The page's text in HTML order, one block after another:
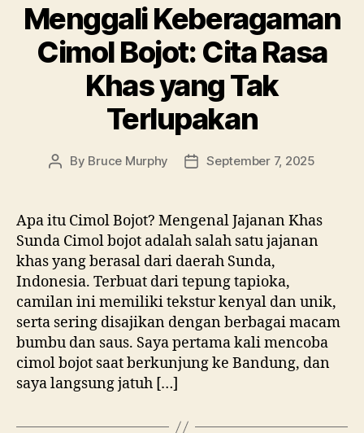
Menggali Keberagaman
Cimol Bojot: Cita Rasa
Khas yang Tak
Terlupakan
Post
By Bruce Murphy
PostSeptember 7, 2025
Apa itu Cimol Bojot? Mengenal Jajanan Khas
Sunda Cimol bojot adalah salah satu jajanan
khas yang berasal dari daerah Sunda,
Indonesia. Terbuat dari tepung tapioka,
camilan ini memiliki tekstur kenyal dan unik,
serta sering disajikan dengan berbagai macam
bumbu dan saus. Saya pertama kali mencoba
cimol bojot saat berkunjung ke Bandung, dan
saya langsung jatuh […]